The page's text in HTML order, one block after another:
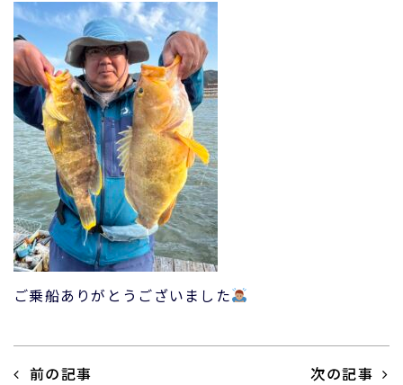
ご乗船ありがとうございました
前の記事 次の記事